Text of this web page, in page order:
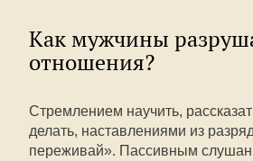
Как мужчины
отношения?
Стремлением научить,
делать, наставлениями из
переживай». Пассивным